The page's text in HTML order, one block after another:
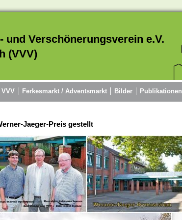
und Verschönerungsverein e.V.
(VVV)
VVV Ferkesmarkt / Adventsmarkt Bilder Publikationen
Jaeger-Preis gestellt